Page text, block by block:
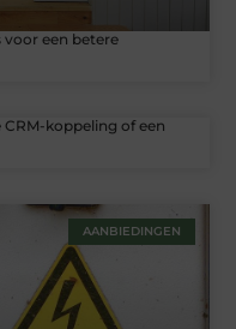
voor een betere
koppeling of een
AANBIEDINGEN